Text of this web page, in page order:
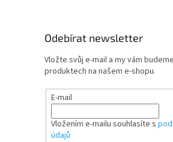
Odebírat newsletter
Vložte svůj e-mail a my vám
produktech na našem e-shopu.
E-mail
Vložením e-mailu souhlasíte s
údajů